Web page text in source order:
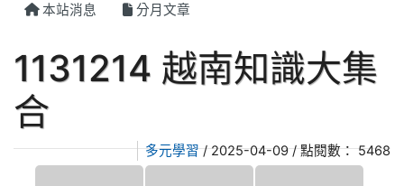
本站消息 分月文章
1131214 越南知識大集
合
多元學習/ 2025-04-09 / 點閱數： 5468